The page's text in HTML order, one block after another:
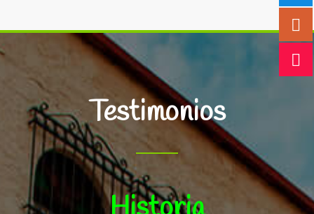
Testimonios